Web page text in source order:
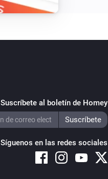
Suscríbete al boletín de Homey
Síguenos en las redes sociales